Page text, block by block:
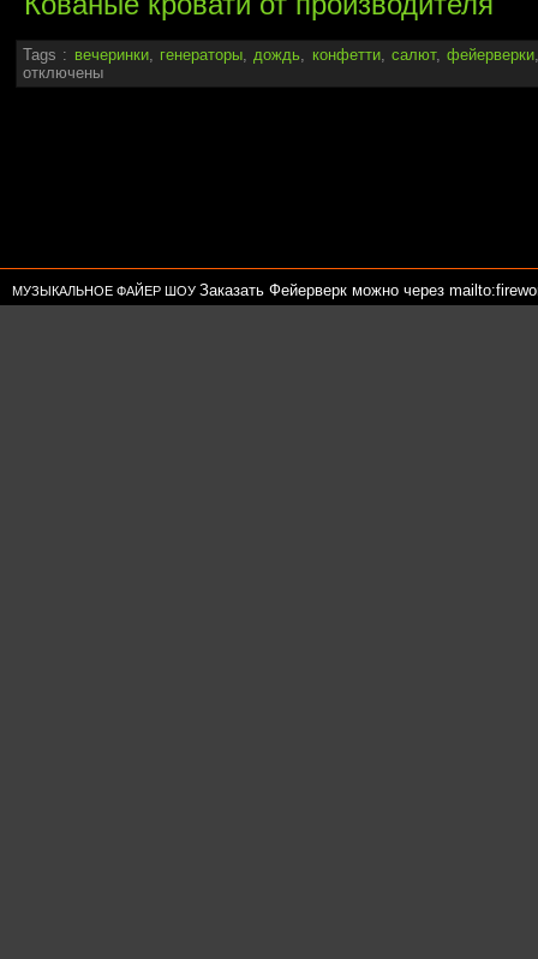
Tags : вечеринки, генераторы,дождь, конфетти, салют,фейерверки
отключены
МУЗЫКАЛЬНОЕ ФАЙЕР ШОУ Заказать Фейерверк можно через